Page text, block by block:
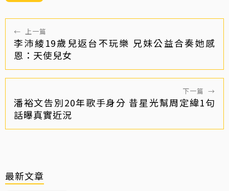
← 上一篇
李沛綾19歲兒返台不玩樂 兄妹公益合奏她感
恩：天使兒女
下一篇 →
潘裕文告別20年歌手身分 昔星光幫周定緯1句
話曝真實近況
最新文章